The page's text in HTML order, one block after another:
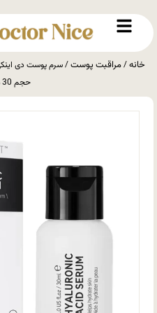
خانه/مراقبت پوست
حجم 30 میلی لیتر